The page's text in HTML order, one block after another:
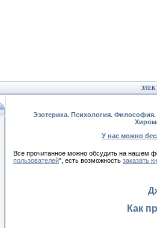
Эзотерика. Психология.
У нас можно
Все прочитанное можно обсудить на нашем
пользователей", есть возможность заказать
Как